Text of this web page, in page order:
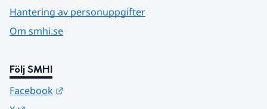
Hantering av personuppgifter
Om smhi.se
Följ SMHI
Facebook